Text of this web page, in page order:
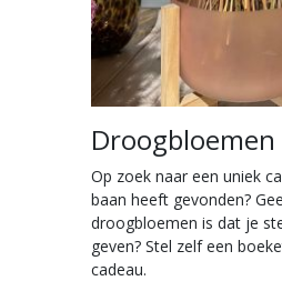
Droogbloemen
Op zoek naar een uniek
baan heeft gevonden?
droogbloemen is dat je
geven? Stel zelf een
cadeau.